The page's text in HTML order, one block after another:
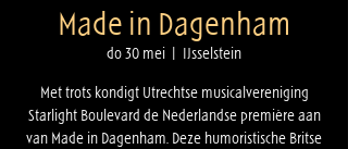
Made in Dagenham
do 30 mei
  |
IJsselstein
Met trots kondigt Utrechtse musicalvereniging
Starlight Boulevard de Nederlandse première aan
van Made in Dagenham. Deze humoristische Britse